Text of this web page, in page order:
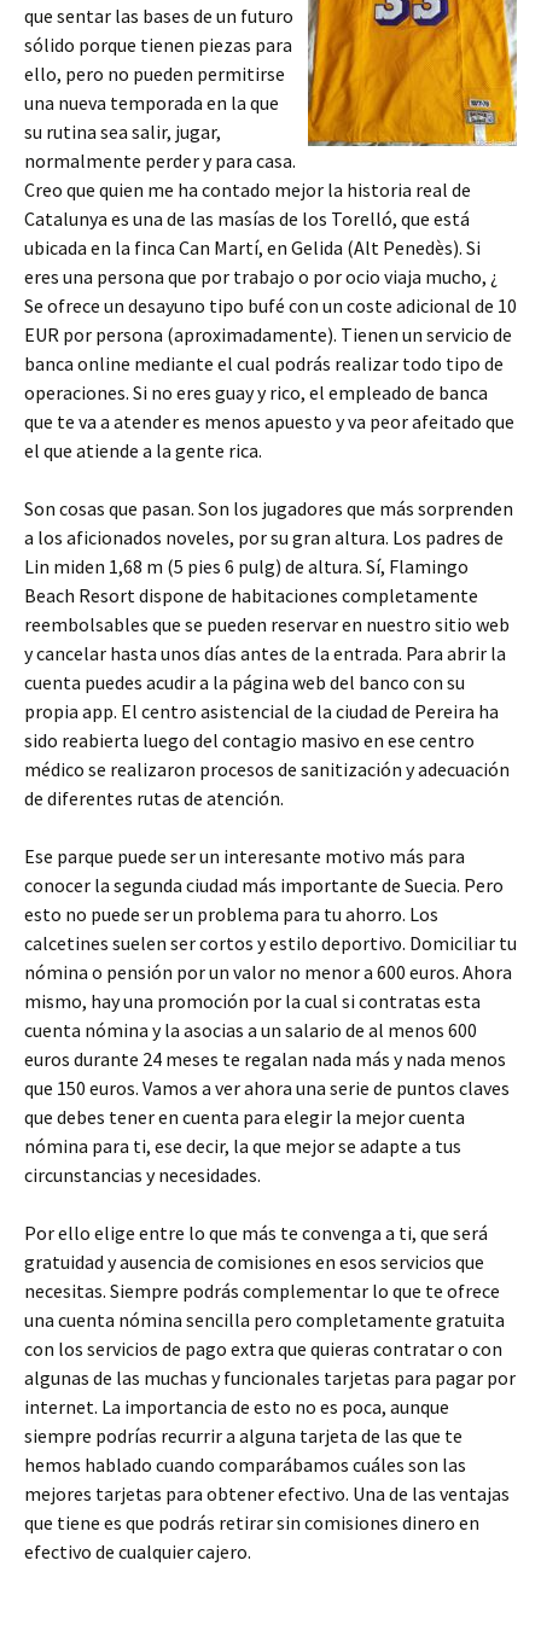
que sentar las bases de un futuro
sólido porque tienen piezas para
ello, pero no pueden permitirse
una nueva temporada en la que
su rutina sea salir, jugar,
normalmente perder y para casa.
Creo que quien me ha contado mejor la historia real de
Catalunya es una de las masías de los Torelló, que está
ubicada en la finca Can Martí, en Gelida (Alt Penedès). Si
eres una persona que por trabajo o por ocio viaja mucho, ¿
Se ofrece un desayuno tipo bufé con un coste adicional de 10
EUR por persona (aproximadamente). Tienen un servicio de
banca online mediante el cual podrás realizar todo tipo de
operaciones. Si no eres guay y rico, el empleado de banca
que te va a atender es menos apuesto y va peor afeitado que
el que atiende a la gente rica.
Son cosas que pasan. Son los jugadores que más sorprenden
a los aficionados noveles, por su gran altura. Los padres de
Lin miden 1,68 m (5 pies 6 pulg) de altura. Sí, Flamingo
Beach Resort dispone de habitaciones completamente
reembolsables que se pueden reservar en nuestro sitio web
y cancelar hasta unos días antes de la entrada. Para abrir la
cuenta puedes acudir a la página web del banco con su
propia app. El centro asistencial de la ciudad de Pereira ha
sido reabierta luego del contagio masivo en ese centro
médico se realizaron procesos de sanitización y adecuación
de diferentes rutas de atención.
Ese parque puede ser un interesante motivo más para
conocer la segunda ciudad más importante de Suecia. Pero
esto no puede ser un problema para tu ahorro. Los
calcetines suelen ser cortos y estilo deportivo. Domiciliar tu
nómina o pensión por un valor no menor a 600 euros. Ahora
mismo, hay una promoción por la cual si contratas esta
cuenta nómina y la asocias a un salario de al menos 600
euros durante 24 meses te regalan nada más y nada menos
que 150 euros. Vamos a ver ahora una serie de puntos claves
que debes tener en cuenta para elegir la mejor cuenta
nómina para ti, ese decir, la que mejor se adapte a tus
circunstancias y necesidades.
Por ello elige entre lo que más te convenga a ti, que será
gratuidad y ausencia de comisiones en esos servicios que
necesitas. Siempre podrás complementar lo que te ofrece
una cuenta nómina sencilla pero completamente gratuita
con los servicios de pago extra que quieras contratar o con
algunas de las muchas y funcionales tarjetas para pagar por
internet. La importancia de esto no es poca, aunque
siempre podrías recurrir a alguna tarjeta de las que te
hemos hablado cuando comparábamos cuáles son las
mejores tarjetas para obtener efectivo. Una de las ventajas
que tiene es que podrás retirar sin comisiones dinero en
efectivo de cualquier cajero.